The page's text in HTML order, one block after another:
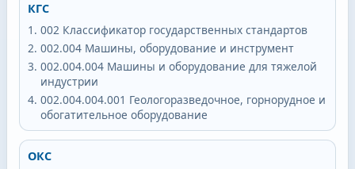
КГС
002 Классификатор государственных стандартов
002.004 Машины, оборудование и инструмент
002.004.004 Машины и оборудование для тяжелой
индустрии
002.004.004.001 Геологоразведочное, горнорудное и
обогатительное оборудование
ОКС